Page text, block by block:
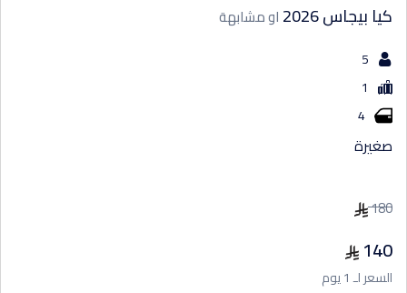
كيا بيجاس 2026 او مشابهة
5
1
4
صغيرة
180
140
السعر لـ 1 يوم